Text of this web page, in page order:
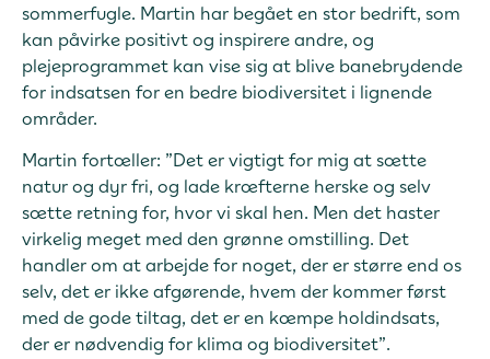
sommerfugle. Martin har begået en stor bedrift, som
kan påvirke positivt og inspirere andre, og
plejeprogrammet kan vise sig at blive banebrydende
for indsatsen for en bedre biodiversitet i lignende
områder.
Martin fortæller: ”Det er vigtigt for mig at sætte
natur og dyr fri, og lade kræfterne herske og selv
sætte retning for, hvor vi skal hen. Men det haster
virkelig meget med den grønne omstilling. Det
handler om at arbejde for noget, der er større end os
selv, det er ikke afgørende, hvem der kommer først
med de gode tiltag, det er en kæmpe holdindsats,
der er nødvendig for klima og biodiversitet”.